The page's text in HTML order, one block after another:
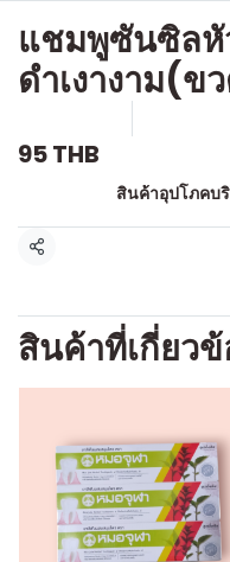
แชมพูซันซิลหั
ดำเงางาม(ข
95 THB
สินค้าอุปโภคบ
แชร์
สินค้าที่เกี่ยวข้